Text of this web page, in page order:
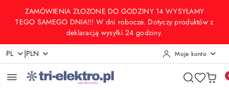
Przejdź do treści głównej
Przejdź do wyszukiwarki
Przejdź do moje konto
Przejdź do menu głównego
Przejdź do opisu produktu
Przejdź do stopki
ZAMÓWIENIA ZŁOZONE DO GODZINY 14 WYSYŁAMY
TEGO SAMEGO DNIA!!! W dni robocze. Dotyczy produktów z
deklaracją wysyłki 24 godziny.
PL |PLN Moje konto